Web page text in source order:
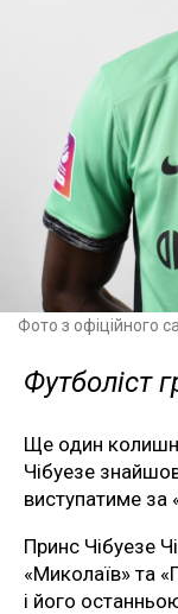
Фото з офіційного
Футболіст
Ще один
Чібуезе
виступатиме за
Принс Чібуезе
«Миколаїв» та
і його